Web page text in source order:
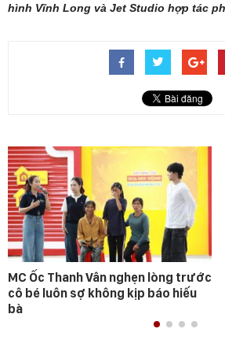
hình Vĩnh Long và Jet Studio hợp tác
MC Ốc Thanh Vân nghẹn lòng trước
cô bé luôn sợ không kịp báo hiếu
bà